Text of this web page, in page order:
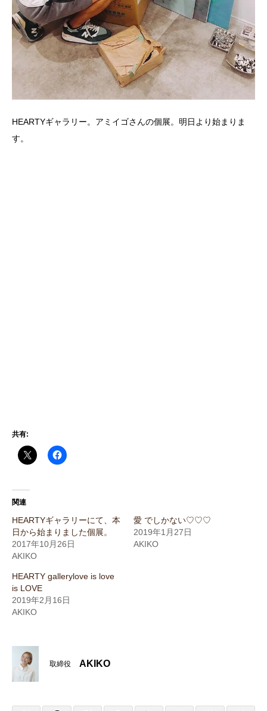
HEARTYギャラリー。アミイゴさんの個展。明日より始まりま
す。
共有:
関連
HEARTYギャラリーにて、本
日から始まりました個展。
2017年10月26日
AKIKO
愛 でしかない♡♡♡
2019年1月27日
AKIKO
HEARTY gallerylove is love
is LOVE
2019年2月16日
AKIKO
取締役 AKIKO